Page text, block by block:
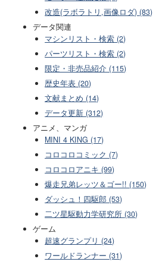
改造(ラボラトリ,画像ロダ) (83)
データ関連
マシンリスト・検索 (2)
パーツリスト・検索 (2)
限定・非売品紹介 (115)
歴史年表 (20)
文献まとめ (14)
データ更新 (312)
アニメ、マンガ
MINI 4 KING (17)
コロコロコミック (7)
コロコロアニキ (99)
爆走兄弟レッツ＆ゴー!! (150)
ダッシュ！四駆郎 (53)
二ツ星駆動力学研究所 (30)
ゲーム
超速グランプリ (24)
ワールドランナー (31)